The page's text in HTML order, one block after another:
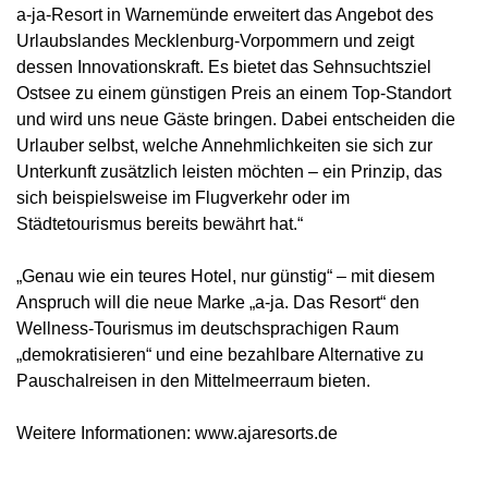
a-ja-Resort in Warnemünde erweitert das Angebot des
Urlaubslandes Mecklenburg-Vorpommern und zeigt
dessen Innovationskraft. Es bietet das Sehnsuchtsziel
Ostsee zu einem günstigen Preis an einem Top-Standort
und wird uns neue Gäste bringen. Dabei entscheiden die
Urlauber selbst, welche Annehmlichkeiten sie sich zur
Unterkunft zusätzlich leisten möchten – ein Prinzip, das
sich beispielsweise im Flugverkehr oder im
Städtetourismus bereits bewährt hat.“
„Genau wie ein teures Hotel, nur günstig“ – mit diesem
Anspruch will die neue Marke „a-ja. Das Resort“ den
Wellness-Tourismus im deutschsprachigen Raum
„demokratisieren“ und eine bezahlbare Alternative zu
Pauschalreisen in den Mittelmeerraum bieten.
Weitere Informationen: www.ajaresorts.de